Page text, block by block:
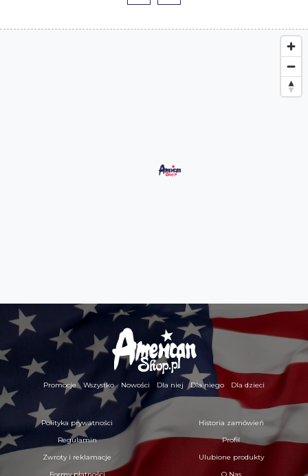
Promocje Wszystko Nowości Dla niej Dla niego Dla dzieci
Polityka prywatności
Regulamin
Zwroty i reklamacje
Historia zamówień
Profil
Ulubione produkty
Formy płatności
O Nas